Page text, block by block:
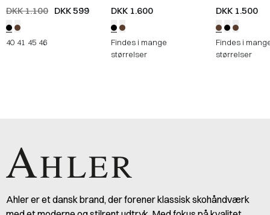
SORT
DKK 1.100 DKK 599
40 41 45 46
SORT
DKK 1.600
Findes i mange
størrelser
DKK 1.500
Findes i
størrelser
Ahler er et dansk brand, der forener klassisk skohåndværk